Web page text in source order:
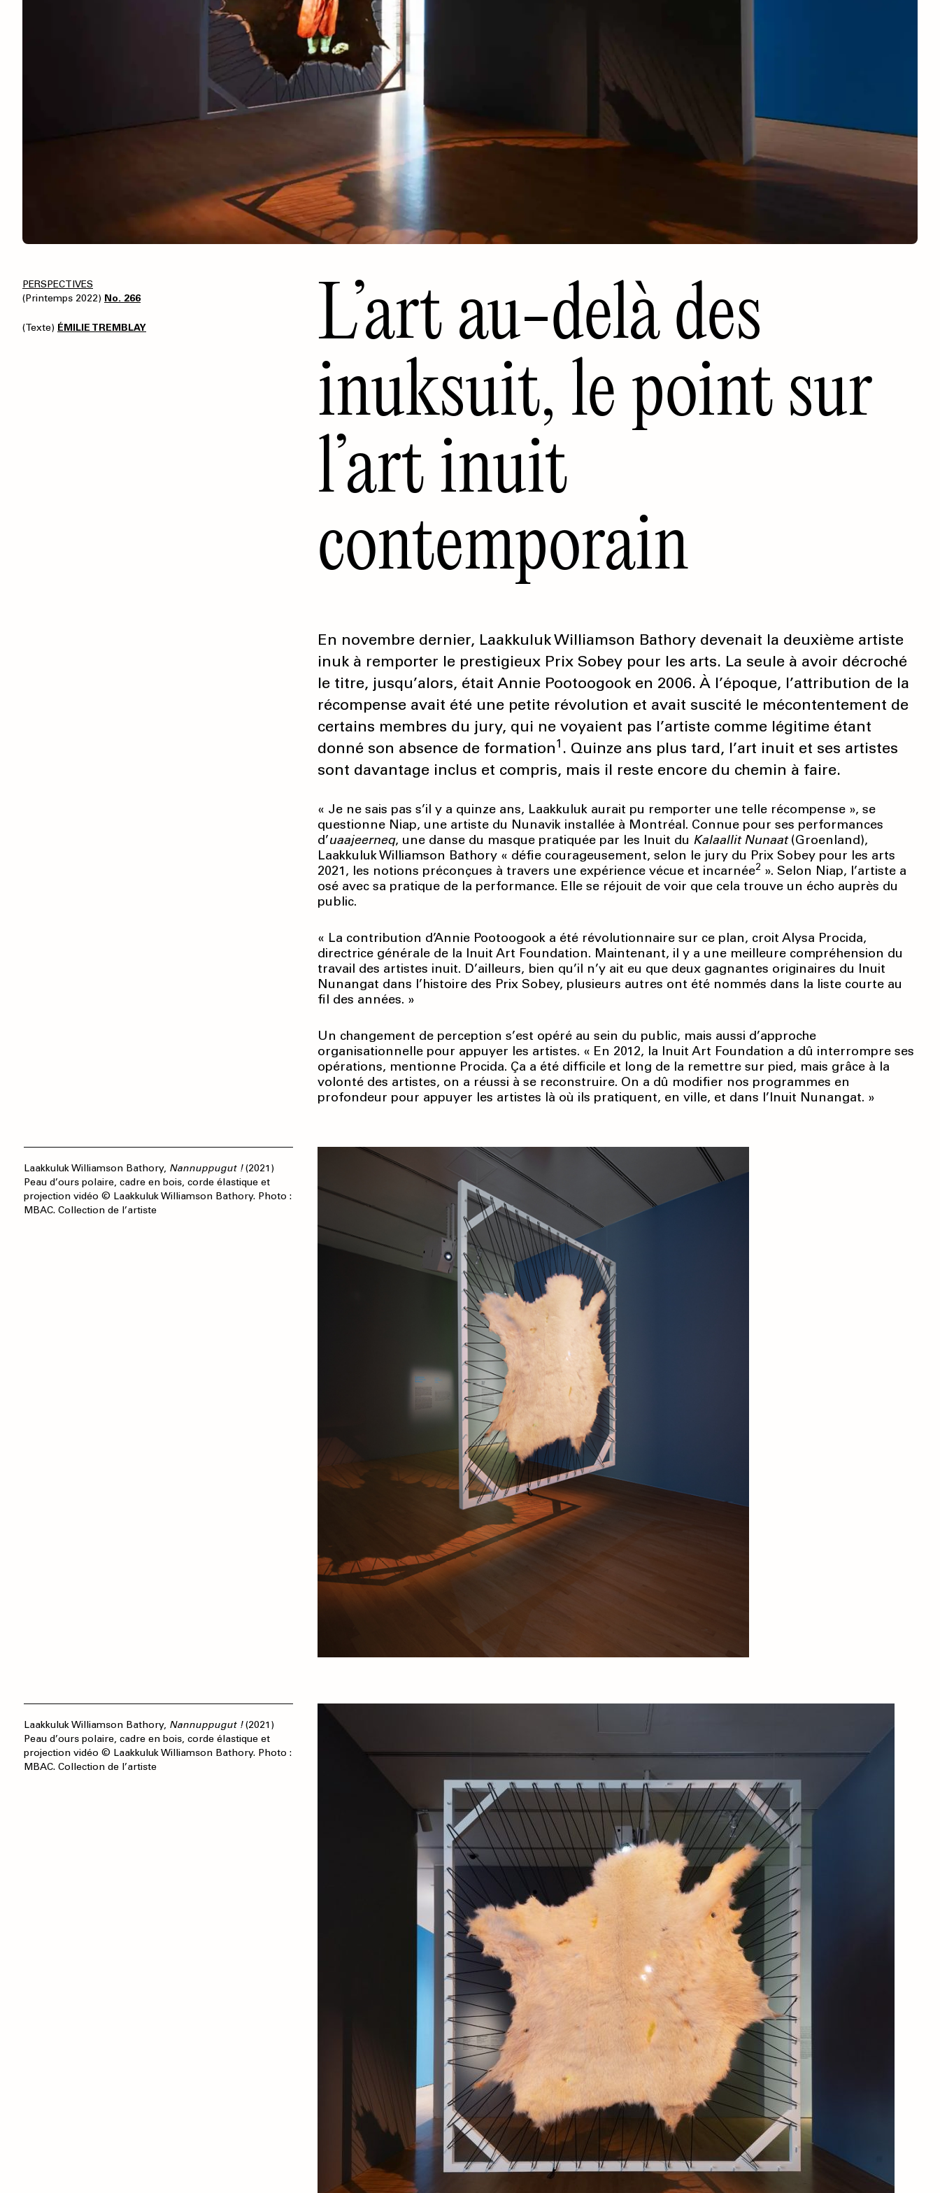
PERSPECTIVES
(Printemps 2022) No. 266
(Texte) ÉMILIE TREMBLAY
L’art au-delà des
inuksuit, le point sur
l’art inuit
contemporain
En novembre dernier, Laakkuluk Williamson Bathory devenait la deuxième artiste
inuk à remporter le prestigieux Prix Sobey pour les arts. La seule à avoir décroché
le titre, jusqu’alors, était Annie Pootoogook en 2006. À l’époque, l’attribution de la
récompense avait été une petite révolution et avait suscité le mécontentement de
certains membres du jury, qui ne voyaient pas l’artiste comme légitime étant
donné son absence de formation1 . Quinze ans plus tard, l’art inuit et ses artistes
sont davantage inclus et compris, mais il reste encore du chemin à faire.
« Je ne sais pas s’il y a quinze ans, Laakkuluk aurait pu remporter une telle récompense », se
questionne Niap, une artiste du Nunavik installée à Montréal. Connue pour ses performances
d’uaajeerneq, une danse du masque pratiquée par les Inuit du Kalaallit Nunaat(Groenland),
Laakkuluk Williamson Bathory « défie courageusement, selon le jury du Prix Sobey pour les arts
2021, les notions préconçues à travers une expérience vécue et incarnée2 ». Selon Niap, l’artiste a
osé avec sa pratique de la performance. Elle se réjouit de voir que cela trouve un écho auprès du
public.
« La contribution d’Annie Pootoogook a été révolutionnaire sur ce plan, croit Alysa Procida,
directrice générale de la Inuit Art Foundation. Maintenant, il y a une meilleure compréhension du
travail des artistes inuit. D’ailleurs, bien qu’il n’y ait eu que deux gagnantes originaires du Inuit
Nunangat dans l’histoire des Prix Sobey, plusieurs autres ont été nommés dans la liste courte au
fil des années. »
Un changement de perception s’est opéré au sein du public, mais aussi d’approche
organisationnelle pour appuyer les artistes. « En 2012, la Inuit Art Foundation a dû interrompre ses
opérations, mentionne Procida. Ça a été difficile et long de la remettre sur pied, mais grâce à la
volonté des artistes, on a réussi à se reconstruire. On a dû modifier nos programmes en
profondeur pour appuyer les artistes là où ils pratiquent, en ville, et dans l’Inuit Nunangat. »
Laakkuluk Williamson Bathory, Nannuppugut !(2021)
Peau d’ours polaire, cadre en bois, corde élastique et
projection vidéo © Laakkuluk Williamson Bathory. Photo :
MBAC. Collection de l’artiste
Laakkuluk Williamson Bathory, Nannuppugut !(2021)
Peau d’ours polaire, cadre en bois, corde élastique et
projection vidéo © Laakkuluk Williamson Bathory. Photo :
MBAC. Collection de l’artiste